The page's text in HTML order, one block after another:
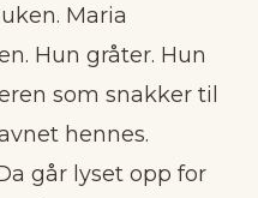
Maria
Hun gråter. Hun
som snakker til
hennes.
går lyset opp for